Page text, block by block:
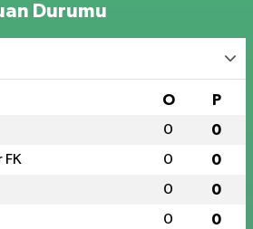
Durumu
O P
0 0
FK 0 0
0 0
0 0